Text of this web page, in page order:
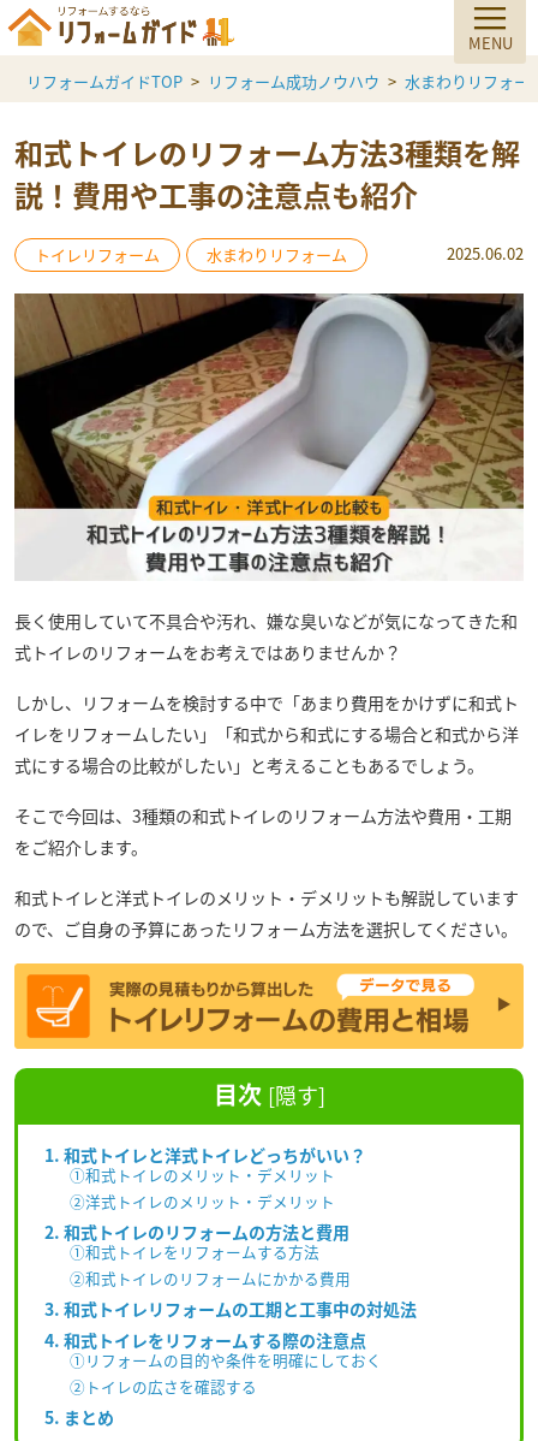
リフォームガイドTOP リフォーム成功ノウハウ 水まわりリフォー
和式トイレのリフォーム方法3種類を解
説！費用や工事の注意点も紹介
トイレリフォーム 水まわりリフォーム 2025.06.02
長く使用していて不具合や汚れ、嫌な臭いなどが気になってきた和
式トイレのリフォームをお考えではありませんか？
しかし、リフォームを検討する中で「あまり費用をかけずに和式ト
イレをリフォームしたい」「和式から和式にする場合と和式から洋
式にする場合の比較がしたい」と考えることもあるでしょう。
そこで今回は、3種類の和式トイレのリフォーム方法や費用・工期
をご紹介します。
和式トイレと洋式トイレのメリット・デメリットも解説しています
ので、ご自身の予算にあったリフォーム方法を選択してください。
目次 [隠す]
1. 和式トイレと洋式トイレどっちがいい？
①和式トイレのメリット・デメリット
②洋式トイレのメリット・デメリット
2. 和式トイレのリフォームの方法と費用
①和式トイレをリフォームする方法
②和式トイレのリフォームにかかる費用
3. 和式トイレリフォームの工期と工事中の対処法
4. 和式トイレをリフォームする際の注意点
①リフォームの目的や条件を明確にしておく
②トイレの広さを確認する
5. まとめ